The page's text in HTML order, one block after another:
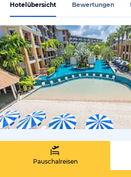
Hotelübersicht Bewertungen
Pauschalreisen